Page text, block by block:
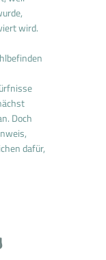
wird.
Doch
dafür,